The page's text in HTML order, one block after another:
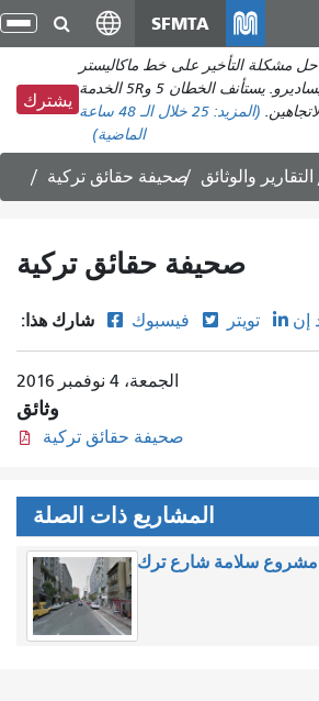
انتقل
إلى
المحتوى
الرئيسي
SFMTA
مشكلة التأخير على خط ماكاليستر
بين برودريك وديفيساديرو. يستأنف الخطان 5 و5R الخدمة
(المزيد: 25
خلال الـ 48 ساعة
الماضية)
يشترك
التقارير والوثائق صحيفة حقائق تركية
صحيفة حقائق تركية
شارك هذا: فيسبوك تويتر إن
الجمعة، 4 نوفمبر 2016
وثائق
صحيفة حقائق تركية
المشاريع ذات الصلة
مشروع سلامة شارع ترك